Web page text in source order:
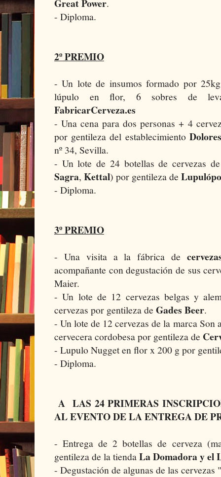
Great Power.
- Diploma.
2º PREMIO
- Un lote de insumos formado por
lúpulo en flor, 6 sobres de
FabricarCerveza.es
- Una cena para dos personas + 4
por gentileza del establecimiento
nº 34, Sevilla.
- Un lote de 24 botellas de cervezas
Sagra, Kettal) por gentileza de
- Diploma.
3º PREMIO
- Una visita a la fábrica de
acompañante con degustación de sus
Maier.
- Un lote de 12 cervezas belgas y
cervezas por gentileza de Gades Beer.
- Un lote de 12 cervezas de la marca Son
cervecera cordobesa por gentileza de
- Lupulo Nugget en flor x 200 g por
- Diploma.
A LAS 24 PRIMERAS
AL EVENTO DE LA ENTREGA DE
- Entrega de 2 botellas de cerveza
gentileza de la tiendaLa Domadora y el
- Degustación de algunas de las cervezas "